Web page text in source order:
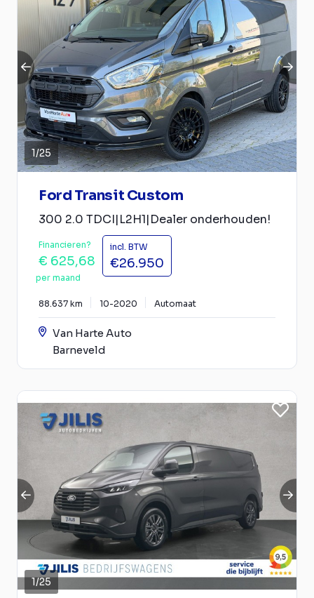
1/25
Ford Transit Custom
300 2.0 TDCI|L2H1|Dealer onderhouden!
Financieren?
€ 625,68
per maand
incl. BTW
€26.950
88.637 km 10-2020 Automaat
Van Harte Auto
Barneveld
1/25